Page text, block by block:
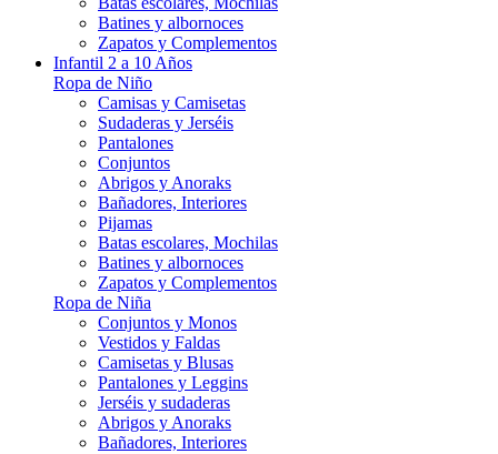
Batines y albornoces
Zapatos y Complementos
Infantil 2 a 10 Años
Ropa de Niño
Camisas y Camisetas
Sudaderas y Jerséis
Pantalones
Conjuntos
Abrigos y Anoraks
Bañadores, Interiores
Pijamas
Batas escolares, Mochilas
Batines y albornoces
Zapatos y Complementos
Ropa de Niña
Conjuntos y Monos
Vestidos y Faldas
Camisetas y Blusas
Pantalones y Leggins
Jerséis y sudaderas
Abrigos y Anoraks
Bañadores, Interiores